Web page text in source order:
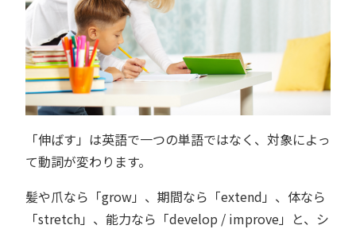
「伸ばす」は英語で一つの単語ではなく、対象によっ
て動詞が変わります。
髪や爪なら「grow」、期間なら「extend」、体なら
「stretch」、能力なら「develop / improve」と、シ